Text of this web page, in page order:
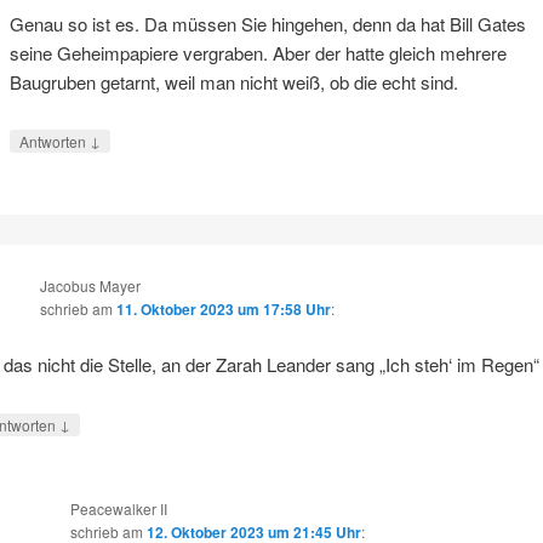
Genau so ist es. Da müssen Sie hingehen, denn da hat Bill Gates
seine Geheimpapiere vergraben. Aber der hatte gleich mehrere
Baugruben getarnt, weil man nicht weiß, ob die echt sind.
Antworten ↓
Jacobus Mayer
schriebam 11. Oktober 2023 um 17:58 Uhr:
nicht die Stelle, an der Zarah Leander sang „Ich steh‘ im
↓
Peacewalker II
schriebam 12. Oktober 2023 um 21:45 Uhr: